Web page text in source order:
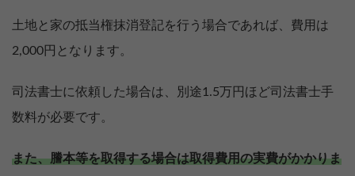
土地と家の抵当権抹消登記を行う場合であれば、費用は
2,000円となります。
司法書士に依頼した場合は、別途1.5万円ほど司法書士手
数料が必要です。
また、謄本等を取得する場合は取得費用の実費がかかりま